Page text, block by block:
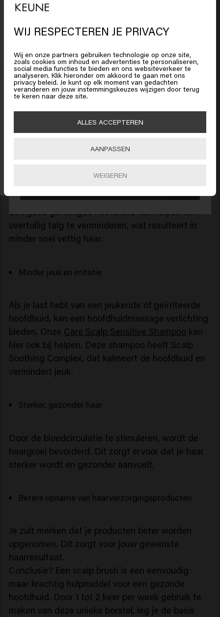
irriteren. Hoe vaak moet je de scalp brush dan
voldoende om de positieve voordelen te merken
Wat is het resultaat?
Na het eerste gebruik van de scalp massager, zul
opmerken, maar na verloop van tijd kunnen de
voordelen duidelijker worden. Let op de volgende
tekenen om de verbeteringen bij te houden:
Een goed gereinigde hoofdhuid kan helpen om
overtollig talg te verminderen, wat resulteert in
minder snel vettig haar.
Minder jeuk en irritatie
Als je last hebt van een jeukende of geïrriteerde
hoofdhuid, kan een hoofdhuidmassage verlichting
bieden. Onze Care Scalp Sensitive Shampoo kan
hier ook bij helpen. Deze shampoo heeft Scalp
Soothing Complex, dat kalmeert de hoofdhuid en
vermindert jeuk.
Sterker, gezonder haar
Door de bloedcirculatie te stimuleren, wordt de
haargroei bevorderd. Dit zorgt ervoor dat je haar
sterker wordt en gezonder aanvoelt.
Betere opname van haarverzorgingsproducten
Je zult merken dat je producten beter worden
opgenomen. Dit zorgt voor jouw gewenste
haarresultaat.
Conclusie? Een scalp brush is een eenvoudig
maar krachtig hulpmiddel voor een gezonde
hoofdhuid. Door 1 tot 2 keer per week gebruik te
maken van deze unieke borstel, leg je de basis
Het lijkt erop dat je inUnited
States of Americabent
Klik op Bevestig of kies hieronder je locatie
WIJ RESPECTEREN JE PRIVACY
Wij en onze partners gebruiken technologie op onze site,
zoals cookies om inhoud en advertenties te personaliseren,
social media functies te bieden en ons websiteverkeer te
analyseren. Klik hieronder om akkoord te gaan met ons
privacy beleid. Je kunt op elk moment van gedachten
veranderen en jouw instemmingskeuzes wijzigen door terug
te keren naar deze site.
ALLES ACCEPTEREN
AANPASSEN
WEIGEREN
15% korting ontvangen?
Schrijf je in voor de nieuwsbriefen blijf op de
hoogte van haartips en trends.
INSCHRIJVEN